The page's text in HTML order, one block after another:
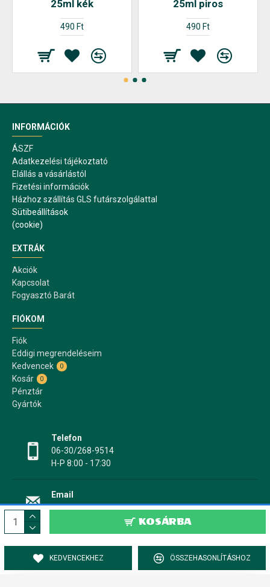
KOSÁRBA
KEDVENCEKHEZ ÖSSZEHASONLÍTÁSHOZ
25ml kék
490 Ft
25ml piros
490 Ft
INFORMÁCIÓK
ÁSZF
Adatkezelési tájékoztató
Elállás a vásárlástól
Fizetési információk
Házhoz szállítás GLS futárszolgálattal
Sütibeállítások
(cookie)
EXTRÁK
Akciók
Kapcsolat
Fogyasztó Barát
FIÓKOM
Fiók
Eddigi megrendeléseim
Kedvencek
0
Kosár 0
Pénztár
Gyártók
Telefon
06-30/268-9514
H-P 8:00 - 17:30
Email
info@papir17.hu
PAPÍR17.HU Papír-, írószer webáruház © 2022-2025 - Minden jog fenntartva!